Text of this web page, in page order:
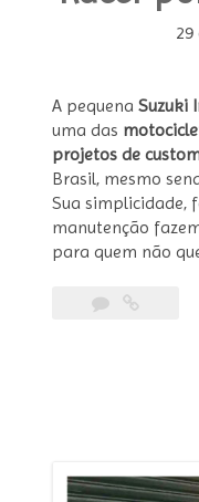
29
A pequena Suzuki
uma das
projetos de
Brasil, mesmo
Sua simplicidade,
manutenção
para quem não